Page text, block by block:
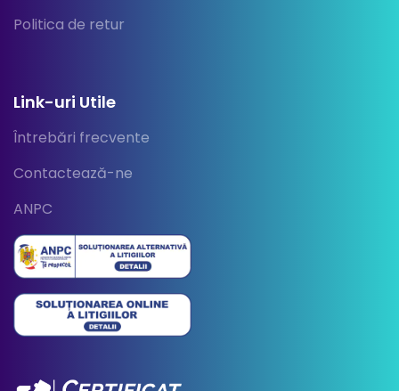
Politica de retur
Link-uri Utile
Întrebări frecvente
Contactează-ne
ANPC